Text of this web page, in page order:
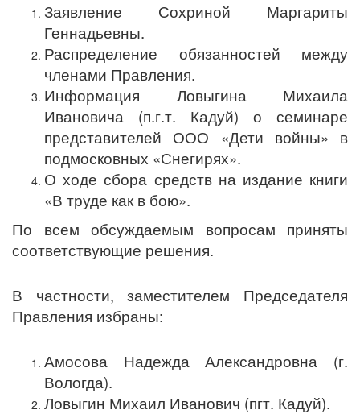
Заявление Сохриной Маргариты
Геннадьевны.
Распределение обязанностей между
членами Правления.
Информация Ловыгина Михаила
Ивановича (п.г.т. Кадуй) о семинаре
представителей ООО «Дети войны» в
подмосковных «Снегирях».
О ходе сбора средств на издание книги
«В труде как в бою».
По всем обсуждаемым вопросам приняты
соответствующие решения.
В частности, заместителем Председателя
Правления избраны:
Амосова Надежда Александровна (г.
Вологда).
Ловыгин Михаил Иванович (пгт. Кадуй).